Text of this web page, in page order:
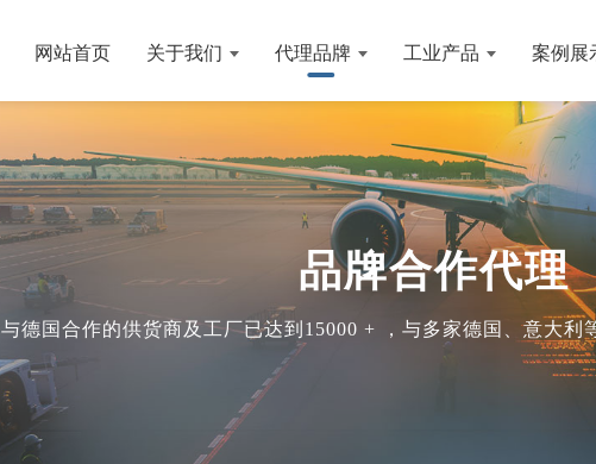
网站首页 关于我们 代理品牌 工业产品 案例展
品牌合作代理
与德国合作的供货商及工厂已达到15000 + ，与多家德国、意大利